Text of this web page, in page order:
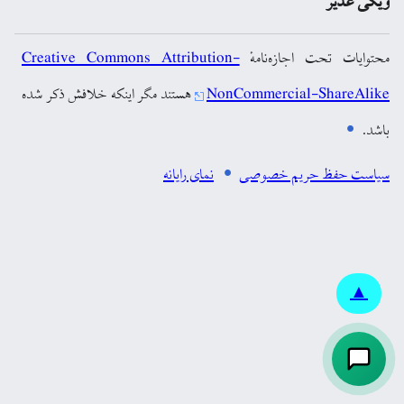
▲
محتوایات تحت اجازه‌نامهٔCreative Commons Attribution-
NonCommercial-ShareAlike هستند مگر اینکه خلافش ذکر شده
باشد.
سیاست حفظ حریم خصوصی
نمای رایانه